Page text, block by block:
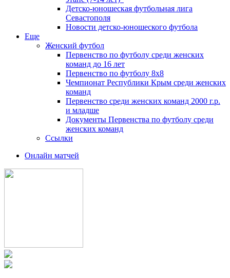
Детско-юношеская футбольная лига
Севастополя
Новости детско-юношеского футбола
Еще
Женский футбол
Первенство по футболу среди женских
команд до 16 лет
Первенство по футболу 8х8
Чемпионат Республики Крым среди женских
команд
Первенство среди женских команд 2000 г.р.
и младше
Документы Первенства по футболу среди
женских команд
Ссылки
Онлайн матчей